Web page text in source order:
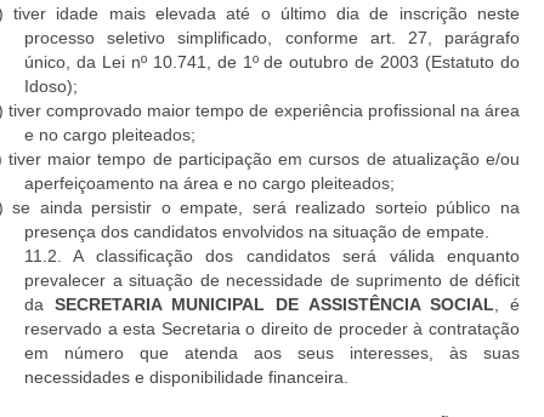
tiver idade mais elevada até o último dia de inscrição neste
processo seletivo simplificado, conforme art. 27, parágrafo
único, da Lei nº 10.741, de 1º de outubro de 2003 (Estatuto do
Idoso);
tiver comprovado maior tempo de experiência profissional na área
e no cargo pleiteados;
tiver maior tempo de participação em cursos de atualização e/ou
aperfeiçoamento na área e no cargo pleiteados;
se ainda persistir o empate, será realizado sorteio público na
presença dos candidatos envolvidos na situação de empate.
11.2. A classificação dos candidatos será válida enquanto
prevalecer a situação de necessidade de suprimento de déficit
da SECRETARIA MUNICIPAL DE ASSISTÊNCIA SOCIAL , é
reservado a esta Secretaria o direito de proceder à contratação
em número que atenda aos seus interesses, às suas
necessidades e disponibilidade financeira.